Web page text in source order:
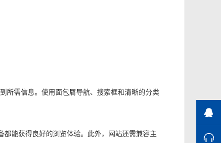
所需信息。使用面包屑导航、搜索框和清晰的分类
能获得良好的浏览体验。此外，网站还需兼容主
业
售